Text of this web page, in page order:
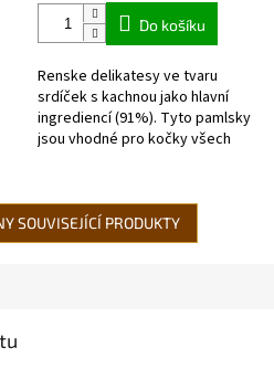
Do košíku
Renske delikatesy ve tvaru
srdíček s kachnou jako hlavní
ingrediencí (91%). Tyto pamlsky
jsou vhodné pro kočky všech
SOUVISEJÍCÍ PRODUKTY